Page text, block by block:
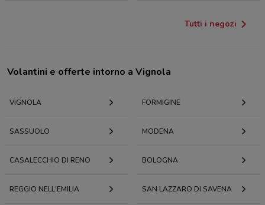
Tutti i negozi
Volantini e offerte intorno a Vignola
VIGNOLA FORMIGINE
SASSUOLO MODENA
CASALECCHIO DI RENO BOLOGNA
REGGIO NELL'EMILIA SAN LAZZARO DI SAVENA